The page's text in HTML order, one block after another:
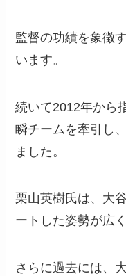
監督の功績を象徴
います。
続いて2012年から
瞬チームを牽引し
ました。
栗山英樹氏は、大
ートした姿勢が広
さらに過去には、